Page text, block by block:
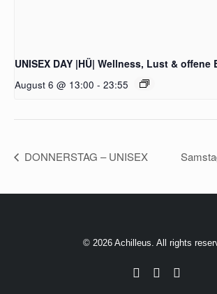
UNISEX DAY |HÜ| Wellness, Lust & offene
August 6 @ 13:00 - 23:55
DONNERSTAG – UNISEX
© 2026 Achilleus. All rights